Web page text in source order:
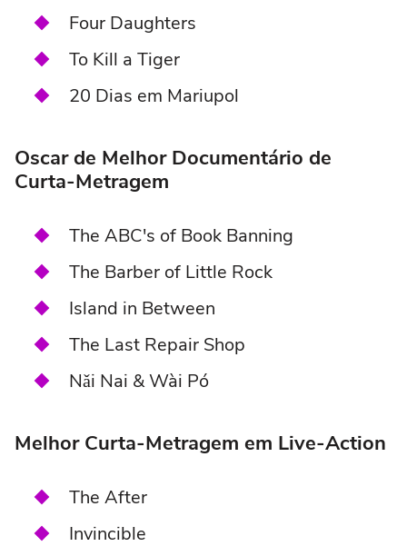
Four Daughters
To Kill a Tiger
20 Dias em Mariupol
Oscar de Melhor Documentário de
Curta-Metragem
The ABC's of Book Banning
The Barber of Little Rock
Island in Between
The Last Repair Shop
Nǎi Nai & Wài Pó
Melhor Curta-Metragem em Live-Action
The After
Invincible